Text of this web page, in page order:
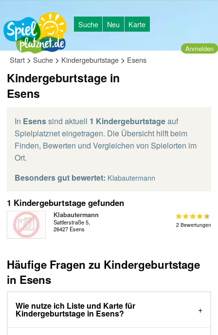
Suche Neu Karte
Anmelden
Start > Suche > Kindergeburtstage > Esens
Kindergeburtstage in
Esens
In Esenssind aktuell 1 Kindergeburtstageauf
Spielplatznet eingetragen. Die Übersicht hilft beim
Finden, Bewerten und Vergleichen von Spielorten im
Ort.
Besonders gut bewertet: Klabautermann
1 Kindergeburtstage gefunden
Klabautermann
Sattlerstraße 5,
26427 Esens
2 Bewertungen
Häufige Fragen zu Kindergeburtstage
in Esens
Wie nutze ich Liste und Karte für
Kindergeburtstage in Esens?